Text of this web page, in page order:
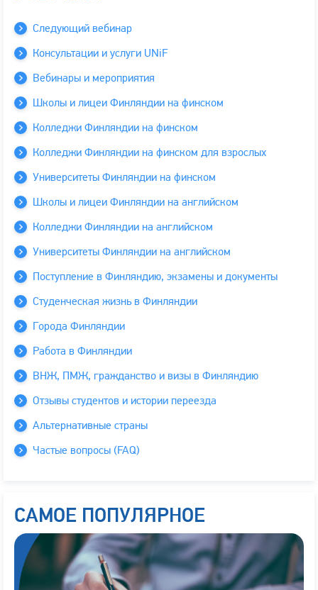
Следующий вебинар
Консультации и услуги UNiF
Вебинары и мероприятия
Школы и лицеи Финляндии на финском
Колледжи Финляндии на финском
Колледжи Финляндии на финском для взрослых
Университеты Финляндии на финском
Школы и лицеи Финляндии на английском
Колледжи Финляндии на английском
Университеты Финляндии на английском
Поступление в Финляндию, экзамены и документы
Студенческая жизнь в Финляндии
Города Финляндии
Работа в Финляндии
ВНЖ, ПМЖ, гражданство и визы в Финляндию
Отзывы студентов и истории переезда
Альтернативные страны
Частые вопросы (FAQ)
САМОЕ ПОПУЛЯРНОЕ